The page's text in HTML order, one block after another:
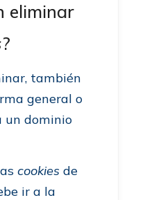
eliminar
?
también
general o
un dominio
cookies de
ir a la